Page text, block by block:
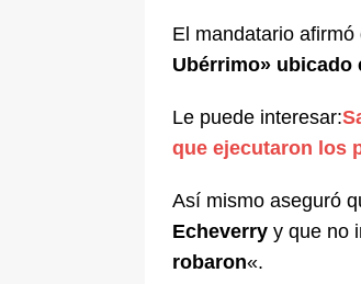
El mandatario afirmó
Ubérrimo» ubicado
Le puede interesar:
que ejecutaron los
Así mismo aseguró
Echeverry y que no
robaron«.